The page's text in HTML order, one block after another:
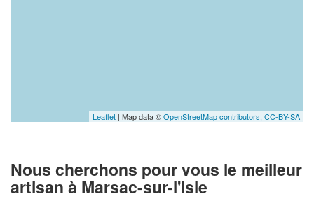
Leaflet | Map data ©OpenStreetMap contributors, CC-BY-SA
Nous cherchons pour vous le meilleur
artisan à Marsac-sur-l'Isle